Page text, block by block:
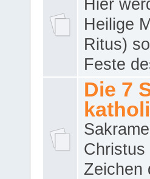
Hier
Heilige
Ritus)
Feste
Die 7
Christus
Zeichen